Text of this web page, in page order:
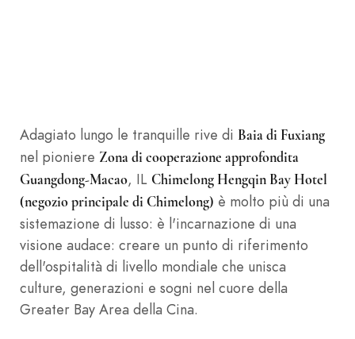
Adagiato lungo le tranquille rive di Baia di Fuxiang
nel pioniere Zona di cooperazione approfondita
Guangdong-Macao, IL Chimelong Hengqin Bay Hotel
(negozio principale di Chimelong) è molto più di una
sistemazione di lusso: è l'incarnazione di una
visione audace: creare un punto di riferimento
dell'ospitalità di livello mondiale che unisca
culture, generazioni e sogni nel cuore della
Greater Bay Area della Cina.